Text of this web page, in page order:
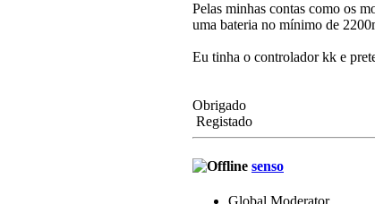
Pelas minhas contas como os
uma bateria no mínimo de
Eu tinha o controlador kk e
Obrigado
Registado
senso
Global Moderator